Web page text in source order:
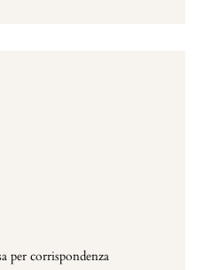
per corrispondenza